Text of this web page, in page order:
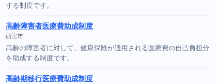
する制度です。
高齢障害者医療費助成制度
西宮市
高齢の障害者に対して、健康保険が適用される医療費の自己負担分
を助成する制度です。
高齢期移行医療費助成制度